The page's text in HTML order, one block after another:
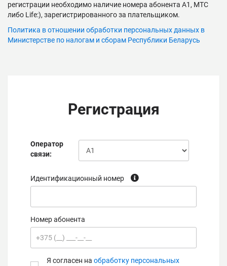
регистрации необходимо наличие номера абонента А1, МТС
либо Life:), зарегистрированного за плательщиком.
Политика в отношении обработки персональных данных в
Министерстве по налогам и сборам Республики Беларусь
Регистрация
Оператор
связи:
Идентификационный номер
Номер абонента
Я согласен на обработку персональных